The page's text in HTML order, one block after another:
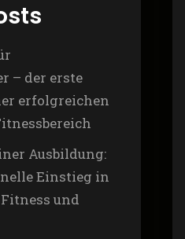
– der erste
erfolgreichen
Ausbildung:
Einstieg in
und